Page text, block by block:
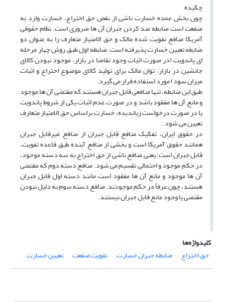
چکیده
چون بخش عمده خسارت ناشی از نقض حق اختراع، خسارت وارد به
منفعت است ضابطه مند کردن جبران آن ها ضروری است. نظام حقوقی
آمریکا منافع تفویت شده مالک و حق الامتیاز متعارف را به عنوان دو
ضابطه تعیین خسارت پذیرفته است. ضابطه اول طبق روش چهار مرحله
ای پاندویت (در صورت اثبات وجود تقاضا در بازار، موجود نبودن کالای
جانشین در بازار، توان مالک برای تولید کالای موضوع اختراع و اثبات
میزان سود) مورد استفاده قرار می گیرد.
طبق این ضابطه، تنها منافعی قابل جبران هستند که مقتضی آن ها موجود
و مانع آن ها مفقود باشد و در صورت عدم اثبات یکی از شروط پاندویت
یا در صورت درخواست زیاندیده، خسارت براساس حق الامتیاز متعارف
تعیین می شود.
در حقوق ایران، تفکیک منافع قابل جبران از منافع غیرقابل جبران
همانند حقوق آمریکا است و بخشی از منافع آینده طبق قاعده تفویت،
قابل جبران است؛ یعنی منافع ناشی از حق اختراع به سه دسته موجود،
در حکم موجود و احتمالی تقسیم می شود. منافع دسته دوم که مقتضی
آن ها موجود و مانع آن ها مفقود است مانند دسته اول قابل جبران
هستند، چون عرفاً در حکم موجودند. منافع دسته سوم به دلیل نبودن
مقتضی یا وجود مانع قابل جبران نیستند.
کلیدواژه‌ها
حق اختراع
ضابطه جبران خسارت تفویت منفعت تعیین خسارت